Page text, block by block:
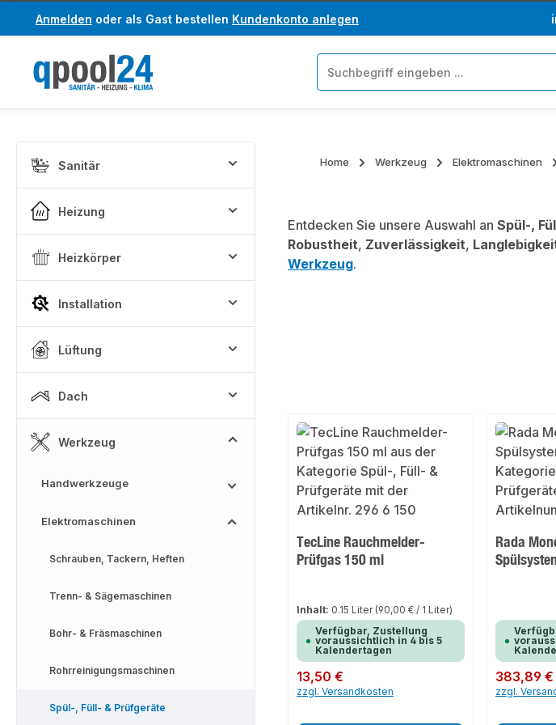
Hauptinhalt springen
Zur Suche springen
Anmelden oder als Gast bestellen Kundenkonto anlegen
Sanitär
Heizung
Heizkörper
Installation
Lüftung
Dach
Werkzeug
Handwerkzeuge
Elektromaschinen
Schrauben, Tackern, Heften
Trenn- & Sägemaschinen
Bohr- & Fräsmaschinen
Rohrreinigungsmaschinen
Spül-, Füll- & Prüfgeräte
Home Werkzeug Elektromaschinen
Entdecken Sie unsere Auswahl an Spül-,
Robustheit, Zuverlässigkeit,
Werkzeug.
TecLine Rauchmelder-
Prüfgas 150 ml
Inhalt: 0.15 Liter (90,00 € / 1 Liter)
Verfügbar, Zustellung
voraussichtlich in 4 bis 5
Kalendertagen
Regulärer Preis:
13,50 €
zzgl. Versandkosten
Rada
Regulärer Preis:
383,89 €
zzgl.